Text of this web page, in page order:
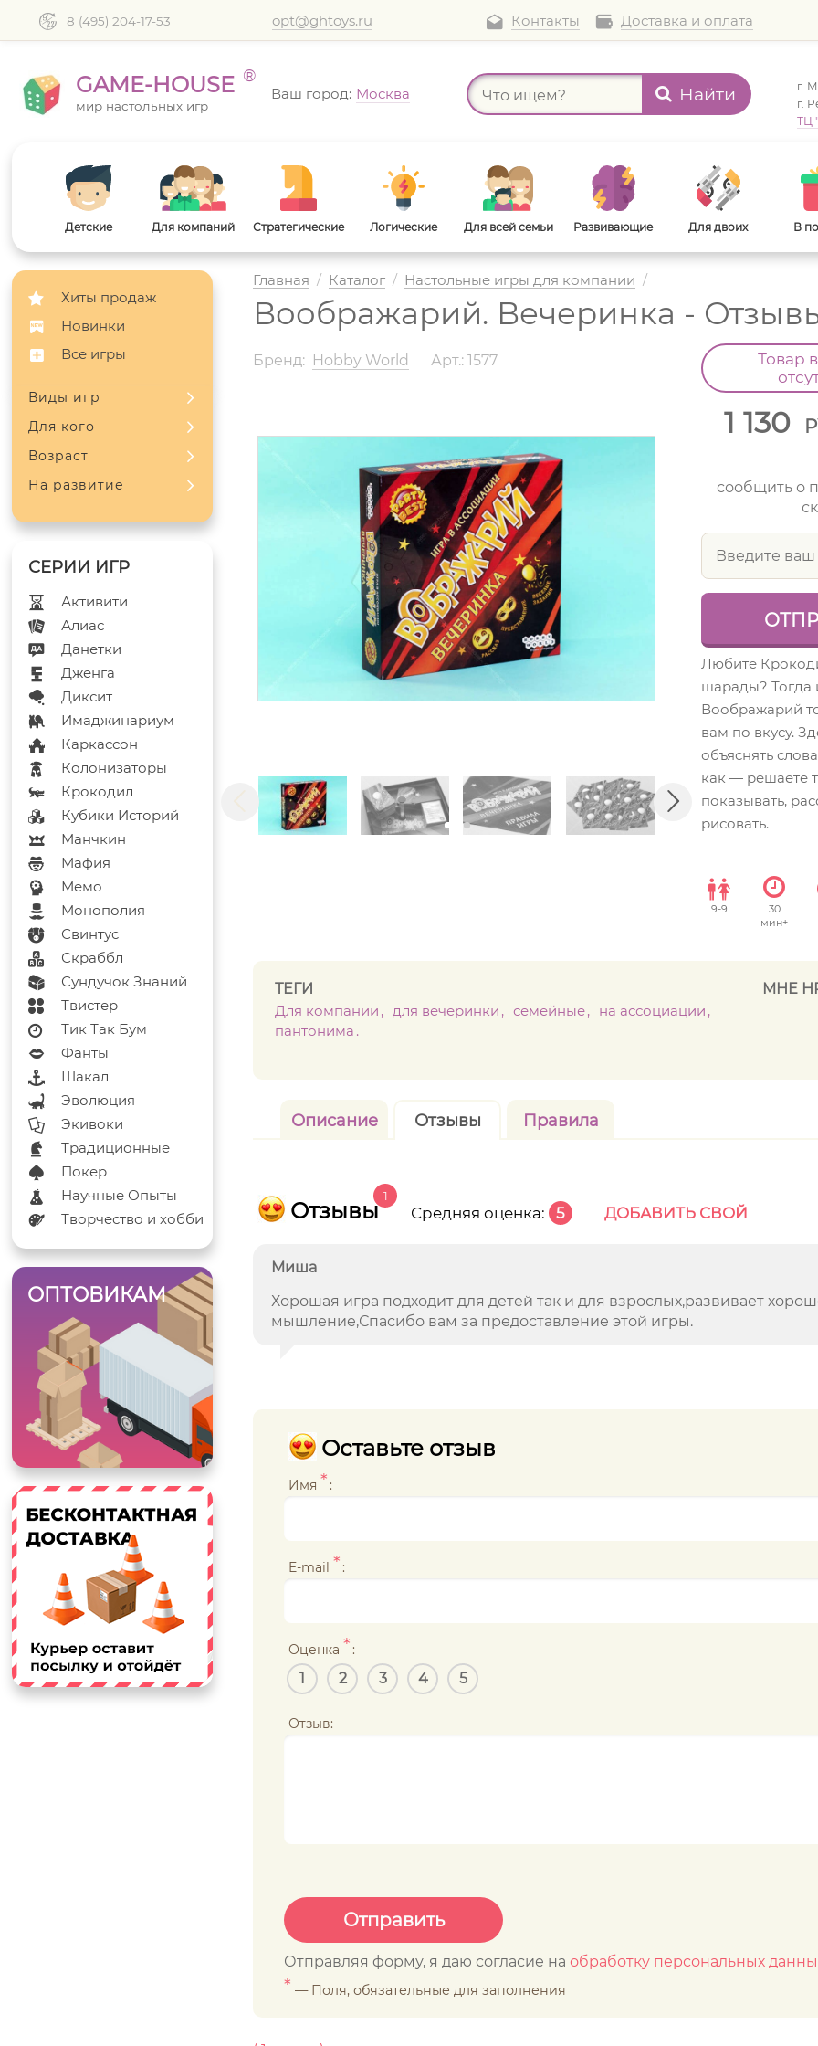
8 (495) 204-17-53 opt@ghtoys.ru Контакты Доставка и оплата
GAME-HOUSE ®
мир настольных игр
Ваш город: Москва Найти
г.
г.
ТЦ
Детские Для компаний Стратегические Логические Для всей семьи Развивающие Для двоих В
В дорогу
Хиты продаж
Новинки
Все игры
Виды игр
Для кого
Возраст
На развитие
Активити
Алиас
Данетки
Дженга
Диксит
Имаджинариум
Каркассон
Колонизаторы
Крокодил
Кубики Историй
Манчкин
Мафия
Мемо
Монополия
Свинтус
Скраббл
Сундучок Знаний
Твистер
Тик Так Бум
Фанты
Шакал
Эволюция
Экивоки
Традиционные
Покер
Научные Опыты
Творчество и хобби
ОПТОВИКАМ
Главная / Каталог / Настольные игры для компании /
Воображарий. Вечеринка -
Бренд: Hobby World Арт.: 1577
Товар
1 130
сообщить о
Любите
шарады? Тогда
Воображарий
вам по вкусу.
объяснять
как — решаете
показывать,
рисовать.
9-9
30
мин+
ТЕГИ
Для компании
для вечеринки семейные
на ассоциации
пантонима
МНЕ
Описание Отзывы Правила
Отзывы
1
Средняя оценка: 5 ДОБАВИТЬ СВОЙ
Миша
Хорошая игра подходит для детей так и для взрослых,развивает
мышление,Спасибо вам за предоставление этой игры.
Оставьте отзыв
Имя * :
E-mail * :
Оценка * :
1 2 3 4 5
Отзыв:
Отправляя форму, я даю согласие наобработку персональных
* — Поля, обязательные для заполнения